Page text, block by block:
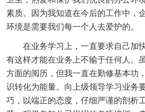
素质。因为我知道在今后的工作中，
环境是需要我们每一个人去爱护的。
在业务学习上，一直要求自己加
有这样才能在业务上不输于任何人。
方面的阅历，但我一直在勤修基本功
识转化为能量。向上级领导学习业务
巧，以端正的态度，仔细严谨的剖析